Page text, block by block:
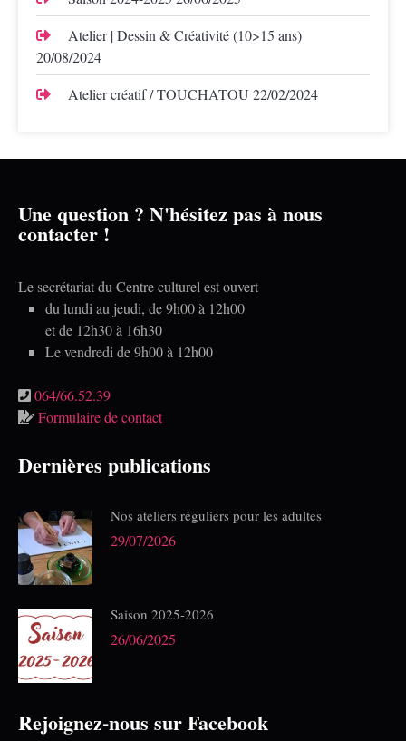
Atelier | Dessin & Créativité (10>15 ans)
20/08/2024
Atelier créatif / TOUCHATOU 22/02/2024
Une question ? N'hésitez pas à nous
contacter !
Le secrétariat du Centre culturel est ouvert
du lundi au jeudi, de 9h00 à 12h00
et de 12h30 à 16h30
Le vendredi de 9h00 à 12h00
064/66.52.39
Formulaire de contact
Dernières publications
Nos ateliers réguliers pour les adultes
29/07/2026
Saison 2025-2026
26/06/2025
Rejoignez-nous sur Facebook